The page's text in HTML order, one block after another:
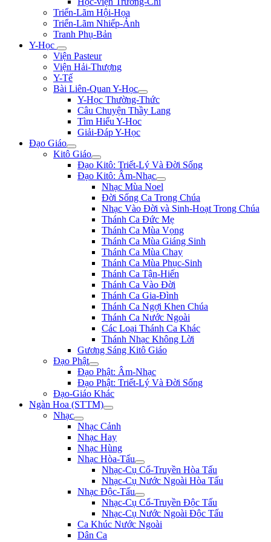
Triển-Lãm Hội-Họa
Triển-Lãm Nhiếp-Ảnh
Tranh Phụ-Bản
Y-Học
Viện Pasteur
Viện Hải-Thượng
Y-Tế
Bài Liên-Quan Y-Học
Y-Học Thường-Thức
Câu Chuyện Thầy Lang
Tìm Hiểu Y-Hoc
Giải-Đáp Y-Học
Đạo Giáo
Kitô Giáo
Đạo Kitô: Triết-Lý Và Đời Sống
Đạo Kitô: Âm-Nhạc
Nhạc Mùa Noel
Đời Sống Ca Trong Chúa
Nhạc Vào Đời và Sinh-Hoạt Trong Chúa
Thánh Ca Đức Mẹ
Thánh Ca Mùa Vọng
Thánh Ca Mùa Giáng Sinh
Thánh Ca Mùa Chay
Thánh Ca Mùa Phục-Sinh
Thánh Ca Tận-Hiến
Thánh Ca Vào Đời
Thánh Ca Gia-Đình
Thánh Ca Ngợi Khen Chúa
Thánh Ca Nước Ngoài
Các Loại Thánh Ca Khác
Thánh Nhạc Không Lời
Gương Sáng Kitô Giáo
Đạo Phật
Đạo Phật: Âm-Nhạc
Đạo Phật: Triết-Lý Và Đời Sống
Đạo-Giáo Khác
Ngàn Hoa (STTM)
Nhạc
Nhạc Cảnh
Nhạc Hay
Nhạc Hùng
Nhạc Hòa-Tấu
Nhạc-Cụ Cổ-Truyền Hòa Tấu
Nhạc-Cụ Nước Ngoài Hòa Tấu
Nhạc Độc-Tấu
Nhạc-Cụ Cổ-Truyền Độc Tấu
Nhạc-Cụ Nước Ngoài Độc Tấu
Ca Khúc Nước Ngoài
Dân Ca